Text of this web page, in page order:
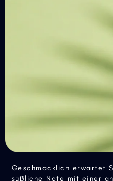
Geschmacklich erwartet